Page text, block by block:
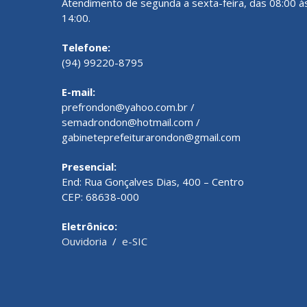
14:00.
Telefone:
(94) 99220-8795
E-mail:
prefrondon@yahoo.com.br /
semadrondon@hotmail.com /
gabineteprefeiturarondon@gmail.com
Presencial:
End: Rua Gonçalves Dias, 400 – Centro
CEP: 68638-000
Eletrônico:
Ouvidoria / e-SIC